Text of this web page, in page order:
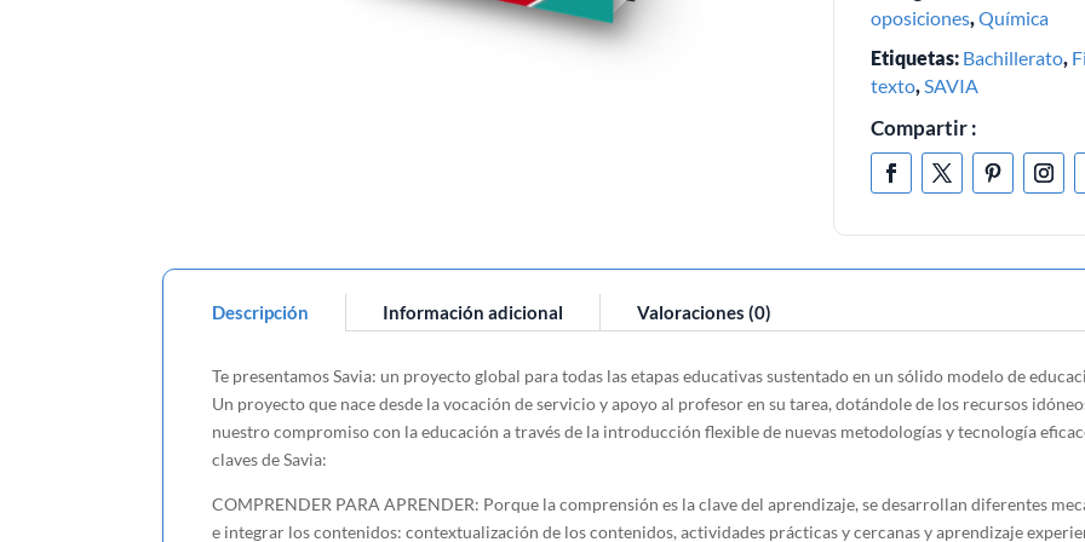
oposiciones,Química
Etiquetas: Bachillerato,
texto,SAVIA
Compartir :
Descripción Información adicional Valoraciones (0)
Te presentamos Savia: un proyecto global para todas las etapas educativas sustentado en un sólido modelo de
Un proyecto que nace desde la vocación de servicio y apoyo al profesor en su tarea, dotándole de los recursos
nuestro compromiso con la educación a través de la introducción flexible de nuevas metodologías y tecnología
claves de Savia:
COMPRENDER PARA APRENDER: Porque la comprensión es la clave del aprendizaje, se desarrollan diferentes
e integrar los contenidos: contextualización de los contenidos, actividades prácticas y cercanas y aprendizaje